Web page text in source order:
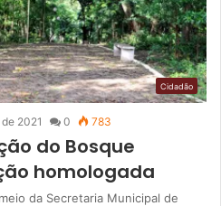
Cidadão
2021 0 783
do Bosque
homologada
da Secretaria Municipal de